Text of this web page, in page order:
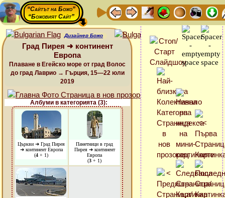
“Сайтът на Божо”
“Божовият Сайт”
Дизайнер Божо
Град Пирея ➜ континент
Европа
Плаване в Егейско море от град Волос
до град Лаврио → Гърция, 15—22 юли
2019
Албуми в категорията (3):
Църкви ➜ Град Пирея
➜ континент Европа
(4 + 1)
Паметници в град
Пирея ➜ континент
Европа
(3 + 1)